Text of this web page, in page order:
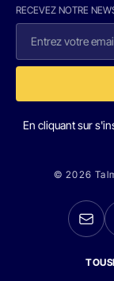
RECEVEZ NOTRE
En cliquant sur
© 2026